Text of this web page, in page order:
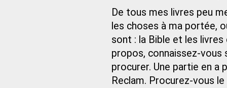
De tous mes livres peu
les choses à ma portée,
sont : la Bible et les
propos, connaissez-
procurer. Une partie en a
Reclam. Procurez-vous